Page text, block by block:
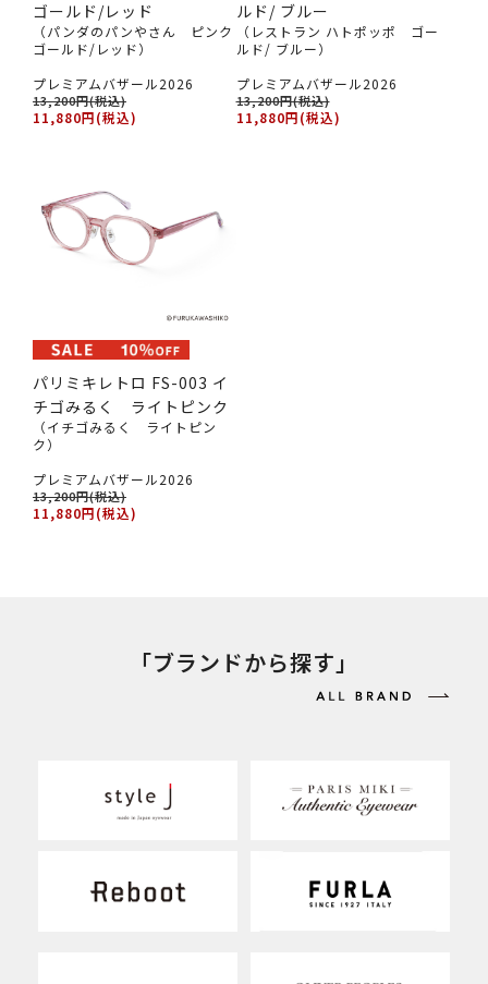
ゴールド/レッド
（パンダのパンやさん ピンク
ゴールド/レッド）
プレミアムバザール2026
13,200円(税込)
11,880円(税込)
ルド/ ブルー
（レストラン ハトポッポ ゴー
ルド/ ブルー）
プレミアムバザール2026
13,200円(税込)
11,880円(税込)
パリミキレトロ FS-003 イ
チゴみるく ライトピンク
（イチゴみるく ライトピン
ク）
プレミアムバザール2026
13,200円(税込)
11,880円(税込)
「ブランドから探す」